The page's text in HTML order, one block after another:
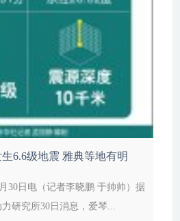
6.6级地震 雅典等地有明
30日电（记者李晓鹏 于帅帅）据
研究所30日消息，爱琴...